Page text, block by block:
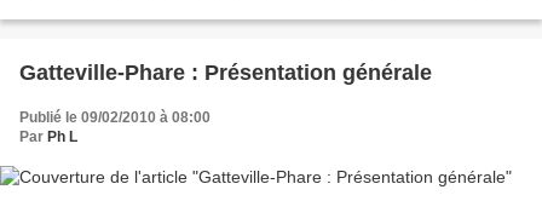
Gatteville-Phare : Présentation générale
Publié le 09/02/2010 à 08:00
Par Ph L